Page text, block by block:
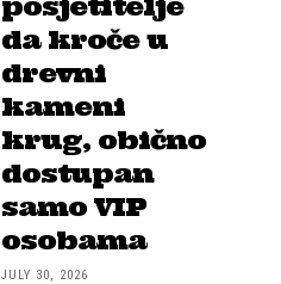
da kroče u
drevni
kameni
krug, obično
dostupan
samo VIP
osobama
JULY 30, 2026